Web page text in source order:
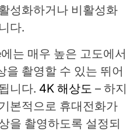
성화하거나 비활성화
다.
는 매우 높은 고도에서
을 촬영할 수 있는 뛰어
니다. 4K 해상도 – 하지
본적으로 휴대전화가
을 촬영하도록 설정되